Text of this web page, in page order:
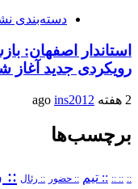
دسته‌بندی
استاندار اصفهان:
رویکردی جدید
2 هفته ago ins2012
برچسب‌ها
::
:: :: :: تیم :: حضور :: رئال ::